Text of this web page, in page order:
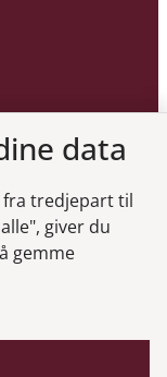
data
fra tredjepart til
giver du
gemme